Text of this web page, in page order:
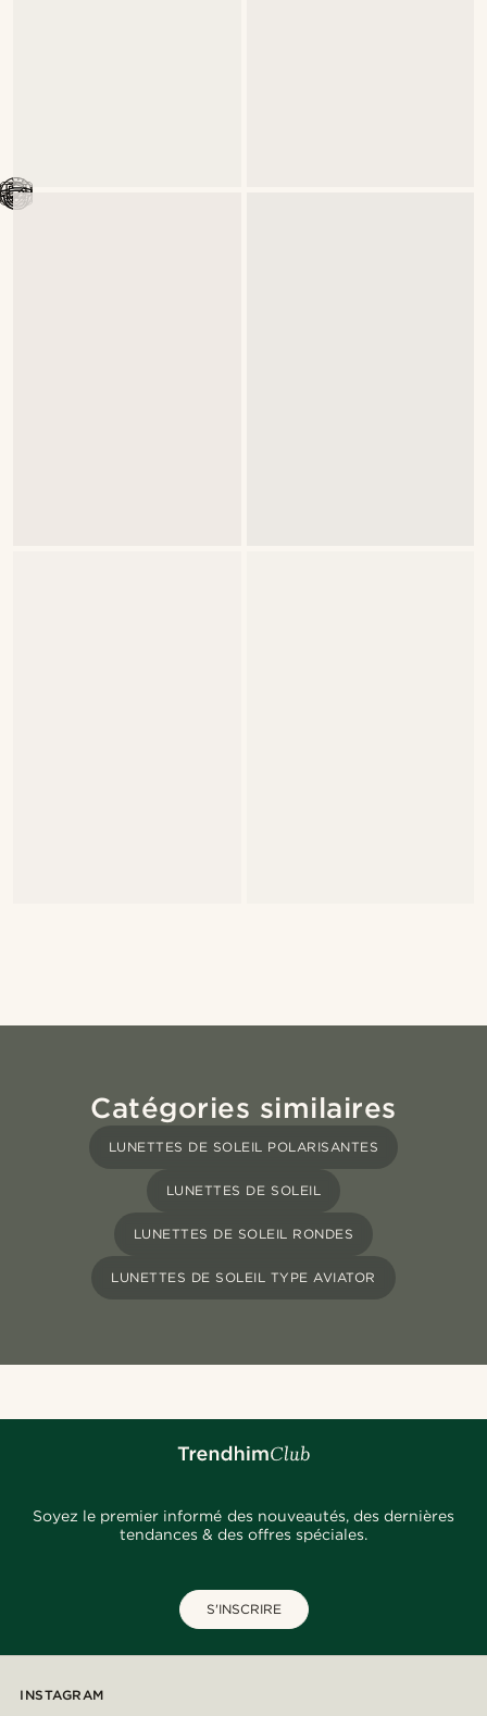
Catégories similaires
LUNETTES DE SOLEIL POLARISANTES
LUNETTES DE SOLEIL
LUNETTES DE SOLEIL RONDES
LUNETTES DE SOLEIL TYPE AVIATOR
Soyez le premier informé des nouveautés, des dernières
tendances & des offres spéciales.
S'INSCRIRE
INSTAGRAM